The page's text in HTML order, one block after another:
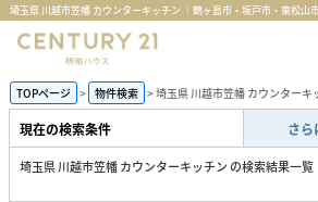
TOPページ 物件検索 埼玉県 川越市笠幡 カウンター
現在の検索条件 さら
埼玉県 川越市笠幡 カウンターキッチン の検索結果一覧